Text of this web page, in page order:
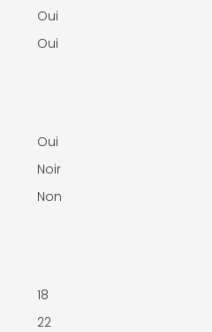
Oui
Oui
Oui
Noir
Non
18
22